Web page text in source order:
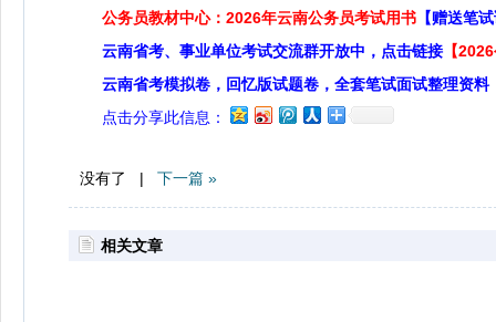
公务员教材中心：2026年云南公务员考试用书 【赠送笔
云南省考、事业单位考试交流群开放中，点击链接 【
云南省考模拟卷，回忆版试题卷，全套笔试面试整理资料
点击分享此信息：
没有了 | 下一篇 »
相关文章